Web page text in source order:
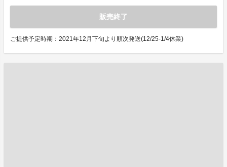
販売終了
ご提供予定時期：2021年12月下旬より順次発送(12/25-1/4休業)